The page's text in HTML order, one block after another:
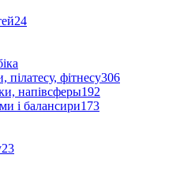
24
пілатесу, фітнесу306
напівсферы192
і балансири173
23